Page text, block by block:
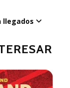
llegados